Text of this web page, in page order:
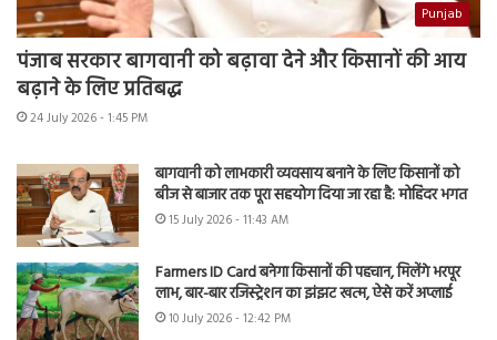
Punjab
पंजाब सरकार बागवानी को बढ़ावा देने और किसानों की आय
बढ़ाने के लिए प्रतिबद्ध
24 July 2026 - 1:45 PM
बागवानी को लाभकारी व्यवसाय बनाने के लिए किसानों को
बीज से बाजार तक पूरा सहयोग दिया जा रहा है: मोहिंदर भगत
15 July 2026 - 11:43 AM
Farmers ID Card बनेगा किसानों की पहचान, मिलेंगे भरपूर
लाभ, बार-बार रजिस्ट्रेशन का झंझट खत्म, ऐसे करें अप्लाई
10 July 2026 - 12:42 PM